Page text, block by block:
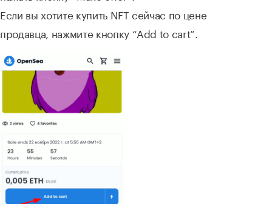
Если вы хотите купить NFT сейчас по цене
продавца, нажмите кнопку “Add to cart”.